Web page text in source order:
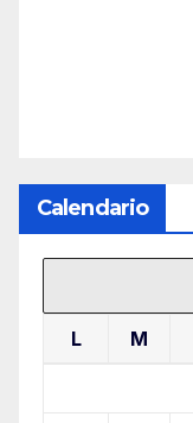
Calendario
L M